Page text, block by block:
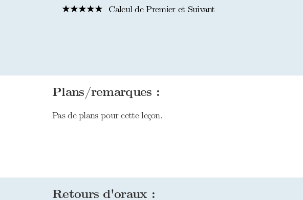
Calcul de Premier et Suivant
Plans/remarques :
Pas de plans pour cette leçon.
Retours d'oraux :